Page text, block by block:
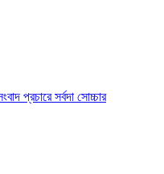
প্রচারে সর্বদা সোচ্চার